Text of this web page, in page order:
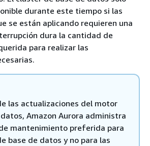
durante este tiempo si las
se están aplicando requieren una
dura la cantidad de
para realizar las
las actualizaciones del motor
Amazon Aurora administra
mantenimiento preferida para
base de datos y no para las